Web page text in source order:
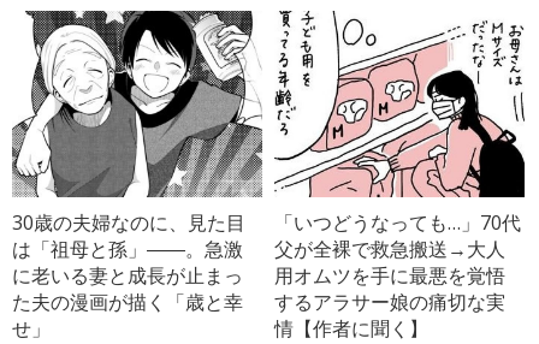
30歳の夫婦なのに、見た目
は「祖母と孫」――。急激
に老いる妻と成長が止まっ
た夫の漫画が描く「歳と幸
せ」
「いつどうなっても…」70代
父が全裸で救急搬送→大人
用オムツを手に最悪を覚悟
するアラサー娘の痛切な実
情【作者に聞く】